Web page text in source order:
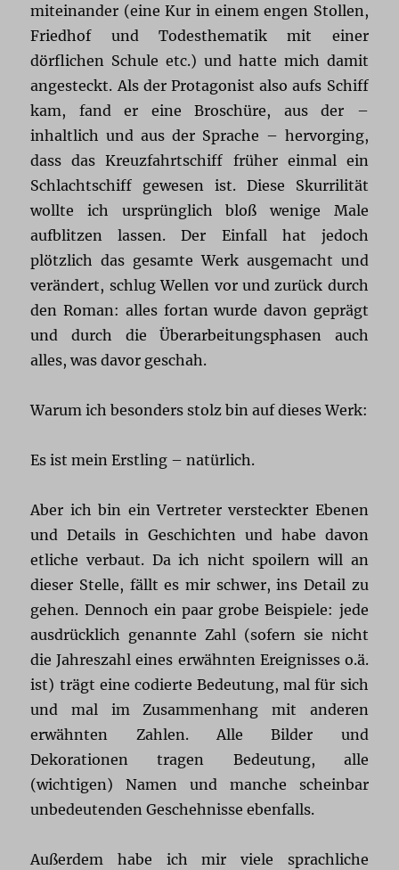
miteinander (eine Kur in einem engen Stollen,
Friedhof und Todesthematik mit einer
dörflichen Schule etc.) und hatte mich damit
angesteckt. Als der Protagonist also aufs Schiff
kam, fand er eine Broschüre, aus der –
inhaltlich und aus der Sprache – hervorging,
dass das Kreuzfahrtschiff früher einmal ein
Schlachtschiff gewesen ist. Diese Skurrilität
wollte ich ursprünglich bloß wenige Male
aufblitzen lassen. Der Einfall hat jedoch
plötzlich das gesamte Werk ausgemacht und
verändert, schlug Wellen vor und zurück durch
den Roman: alles fortan wurde davon geprägt
und durch die Überarbeitungsphasen auch
alles, was davor geschah.
Warum ich besonders stolz bin auf dieses Werk:
Es ist mein Erstling – natürlich.
Aber ich bin ein Vertreter versteckter Ebenen
und Details in Geschichten und habe davon
etliche verbaut. Da ich nicht spoilern will an
dieser Stelle, fällt es mir schwer, ins Detail zu
gehen. Dennoch ein paar grobe Beispiele: jede
ausdrücklich genannte Zahl (sofern sie nicht
die Jahreszahl eines erwähnten Ereignisses o.ä.
ist) trägt eine codierte Bedeutung, mal für sich
und mal im Zusammenhang mit anderen
erwähnten Zahlen. Alle Bilder und
Dekorationen tragen Bedeutung, alle
(wichtigen) Namen und manche scheinbar
unbedeutenden Geschehnisse ebenfalls.
Außerdem habe ich mir viele sprachliche